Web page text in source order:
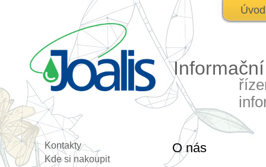
Úvod
Kontakty
Kde si nakoupit
O nás